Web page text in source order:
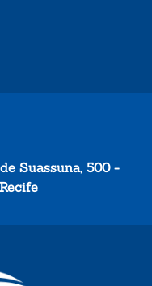
Suassuna, 500 -